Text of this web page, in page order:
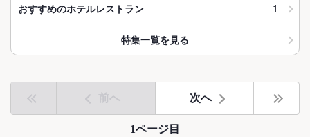
おすすめのホテルレストラン 1
特集一覧を見る
前へ 次へ
1ページ目